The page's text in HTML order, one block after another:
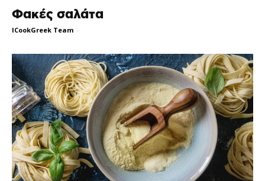
Φακές σαλάτα
ICookGreek Team -